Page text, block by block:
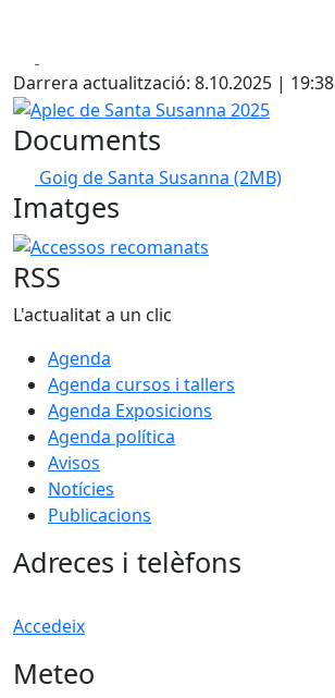
Darrera actualització: 8.10.2025 | 19:38
Aplec de Santa Susanna 2025
Documents
Goig de Santa Susanna (2MB)
Imatges
Accessos recomanats
RSS
L'actualitat a un clic
Agenda
Agenda cursos i tallers
Agenda Exposicions
Agenda política
Avisos
Notícies
Publicacions
Adreces i telèfons
Accedeix
Meteo